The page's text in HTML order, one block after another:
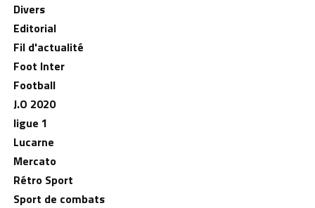
Divers
Editorial
Fil d'actualité
Foot Inter
Football
J.O 2020
ligue 1
Lucarne
Mercato
Rétro Sport
Sport de combats